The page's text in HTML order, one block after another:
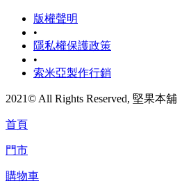
版權聲明
•
隱私權保護政策
•
索米亞製作行銷
2021© All Rights Reserved, 堅果本舖
首頁
門市
購物車